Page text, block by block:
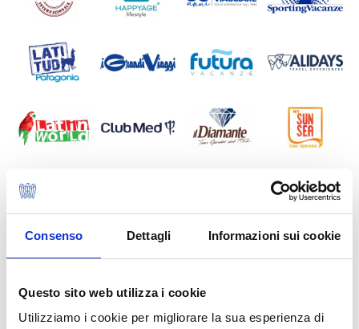
Consenso Dettagli Informazioni sui cookie
Questo sito web utilizza i cookie
Utilizziamo i cookie per migliorare la sua esperienza di